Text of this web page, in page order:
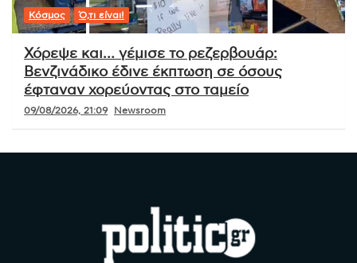
Κόσμος Ό,τι είναι!
Χόρεψε και… γέμισε το ρεζερβουάρ:
Βενζινάδικο έδινε έκπτωση σε όσους
έφταναν χορεύοντας στο ταμείο
09/08/2026, 21:09 Newsroom